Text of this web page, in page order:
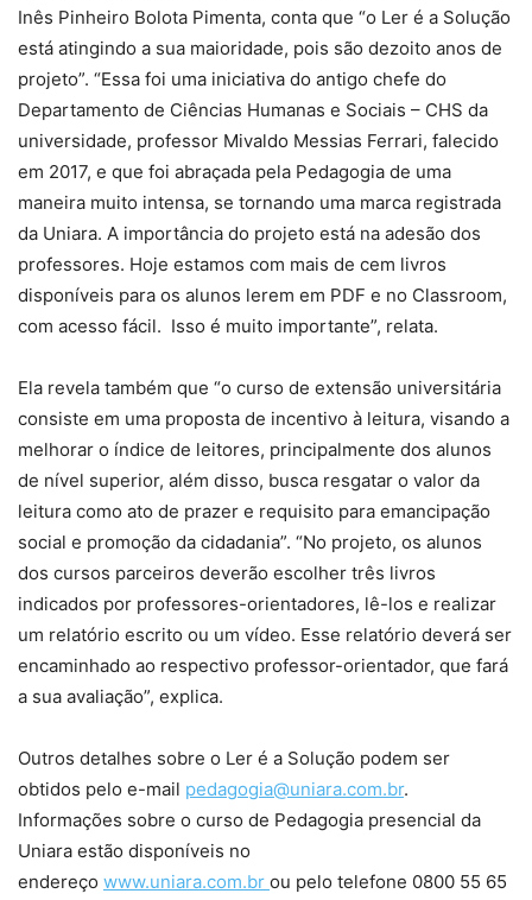
Inês Pinheiro Bolota Pimenta, conta que “o Ler é a Solução
está atingindo a sua maioridade, pois são dezoito anos de
projeto”. “Essa foi uma iniciativa do antigo chefe do
Departamento de Ciências Humanas e Sociais – CHS da
universidade, professor Mivaldo Messias Ferrari, falecido
em 2017, e que foi abraçada pela Pedagogia de uma
maneira muito intensa, se tornando uma marca registrada
da Uniara. A importância do projeto está na adesão dos
professores. Hoje estamos com mais de cem livros
disponíveis para os alunos lerem em PDF e no Classroom,
com acesso fácil. Isso é muito importante”, relata.
Ela revela também que “o curso de extensão universitária
consiste em uma proposta de incentivo à leitura, visando a
melhorar o índice de leitores, principalmente dos alunos
de nível superior, além disso, busca resgatar o valor da
leitura como ato de prazer e requisito para emancipação
social e promoção da cidadania”. “No projeto, os alunos
dos cursos parceiros deverão escolher três livros
indicados por professores-orientadores, lê-los e realizar
um relatório escrito ou um vídeo. Esse relatório deverá ser
encaminhado ao respectivo professor-orientador, que fará
a sua avaliação”, explica.
Outros detalhes sobre o Ler é a Solução podem ser
obtidos pelo e-mail pedagogia@uniara.com.br.
Informações sobre o curso de Pedagogia presencial da
Uniara estão disponíveis no
endereço www.uniara.com.br ou pelo telefone 0800 55 65